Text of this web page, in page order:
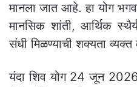
मानला जात आहे. हा योग
मानसिक शांती, आर्थिक
संधी मिळण्याची शक्यता
यंदा शिव योग 24 जून